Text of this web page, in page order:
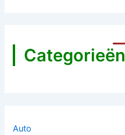
Categorieën
Auto